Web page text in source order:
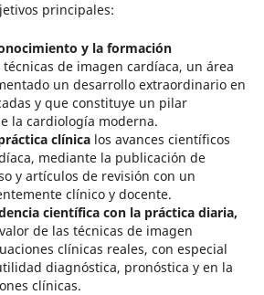
principales:
y la formación
técnicas de imagen cardíaca, un área
un desarrollo extraordinario en
y que constituye un pilar
la cardiología moderna.
clínica los avances científicos
mediante la publicación de
y artículos de revisión con un
clínico y docente.
científica con la práctica diaria,
de las técnicas de imagen
clínicas reales, con especial
diagnóstica, pronóstica y en la
clínicas.